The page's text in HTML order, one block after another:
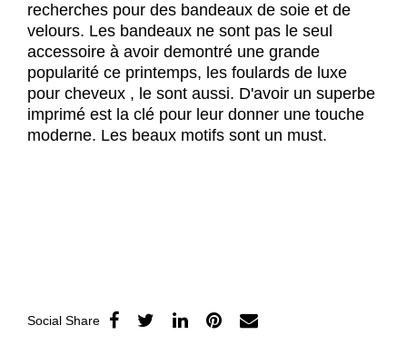
recherches pour des bandeaux de soie et de
velours. Les bandeaux ne sont pas le seul
accessoire à avoir demontré une grande
popularité ce printemps, les foulards de luxe
pour cheveux , le sont aussi. D'avoir un superbe
imprimé est la clé pour leur donner une touche
moderne. Les beaux motifs sont un must.
Social Share